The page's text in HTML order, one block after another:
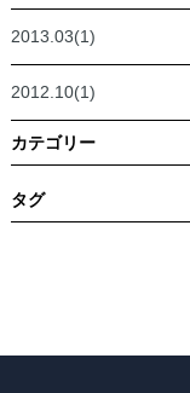
2013.03(1)
2012.10(1)
カテゴリー
タグ